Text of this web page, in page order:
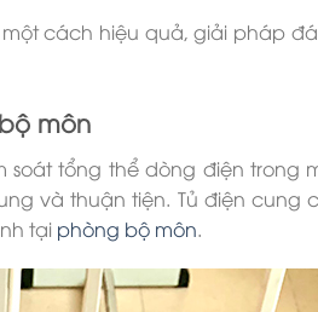
cách hiệu quả, giải pháp
môn
soát tổng thể dòng điện trong
và thuận tiện. Tủ điện cung
tại phòng bộ môn.